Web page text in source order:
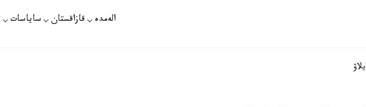
الەمدە قازاقستان ساياسات